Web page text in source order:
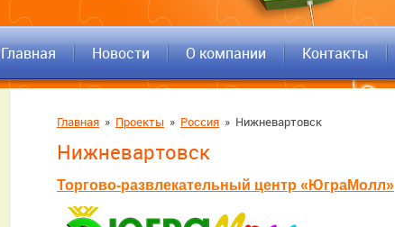
Главная Новости О компании Контакты
Главная » Проекты » Россия » Нижневартовск
Нижневартовск
Торгово-развлекательный центр «ЮграМолл»